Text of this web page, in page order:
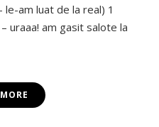
am luat de la real) 1
uraaa! am gasit salote la